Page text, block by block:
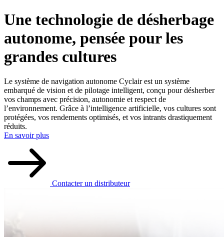
Une technologie de désherbage
autonome, pensée pour les
grandes cultures
Le système de navigation autonome Cyclair est un système
embarqué de vision et de pilotage intelligent, conçu pour désherber
vos champs avec précision, autonomie et respect de
l’environnement. Grâce à l’intelligence artificielle, vos cultures sont
protégées, vos rendements optimisés, et vos intrants drastiquement
réduits.
En savoir plus
Contacter un distributeur